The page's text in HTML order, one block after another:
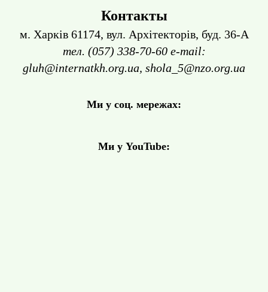
Контакты
м. Харків 61174, вул. Архітекторів, буд. 36-А
тел. (057) 338-70-60 e-mail:
gluh@internatkh.org.ua, shola_5@nzo.org.ua
Ми у соц. мережах:
Ми у YouTube: